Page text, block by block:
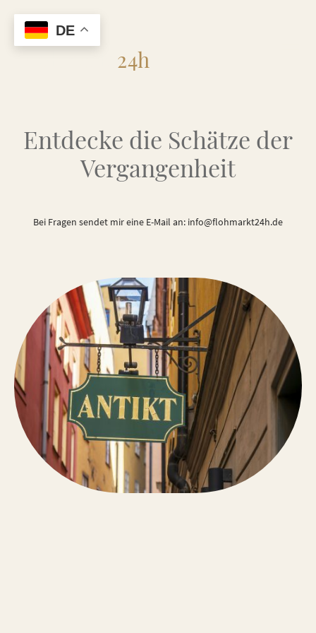
24h
Entdecke die Schätze der
Vergangenheit
Bei Fragen sendet mir eine E-Mail an: info@flohmarkt24h.de
DE